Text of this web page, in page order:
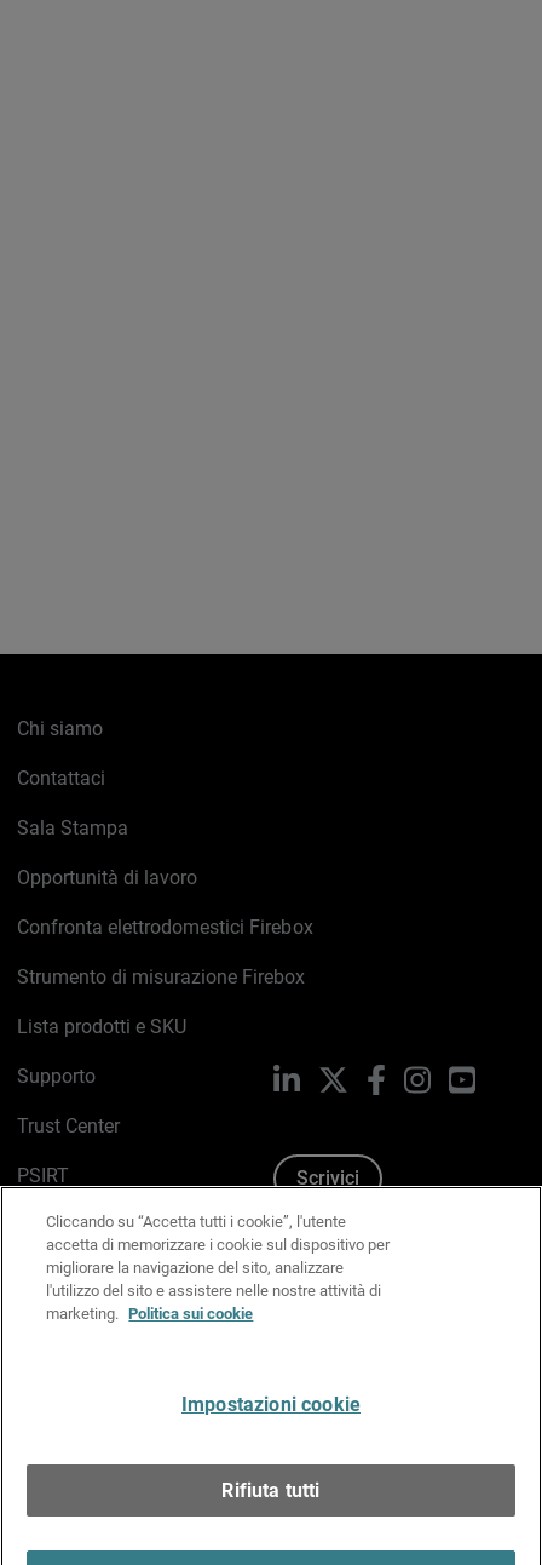
Chi siamo
Contattaci
Sala Stampa
Opportunità di lavoro
Confronta elettrodomestici Firebox
Strumento di misurazione Firebox
Lista prodotti e SKU
Supporto
Trust Center
PSIRT
Politica sui cookie
Informativa sulla privacy
Kit Media & Brand
LinkedIn FacebookInstagram
Scrivici
Cliccando su “Accetta tutti i cookie”, l'utente
accetta di memorizzare i cookie sul dispositivo per
migliorare la navigazione del sito, analizzare
l'utilizzo del sito e assistere nelle nostre attività di
marketing. Politica sui cookie
Impostazioni cookie
Rifiuta tutti